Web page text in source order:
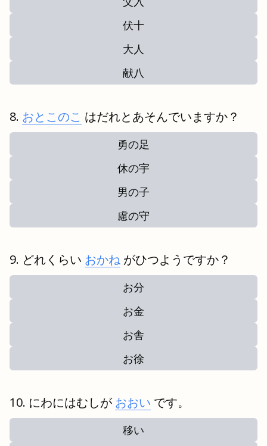
伏十
大人
献八
おとこのこ はだれとあそんでいますか？
勇の足
休の宇
男の子
慮の守
どれくらい おかね がひつようですか？
お分
お金
お舎
お徐
にわにはむしが おおい です。
移い